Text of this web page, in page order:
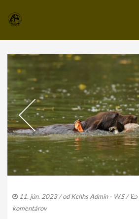
KLUB
VÝBOR KLUBU
STANOVY KLUBU
CHOVATEĽSKÝ A ZÁPISNÝ
SPRAVODAJCA
TLAČIVÁ A PRIHLÁŠKY
ZÁPISNICE Z ČLENSKEJ
11. jún. 2023/ odKchhs Admin - W.S/
komentárov